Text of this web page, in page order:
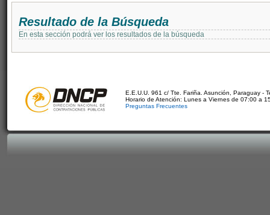
Resultado de la Búsqueda
En esta sección podrá ver los resultados de la búsqueda
E.E.U.U. 961 c/ Tte. Fariña. Asunción, Paraguay -
Horario de Atención: Lunes a Viernes de 07:00 a
Preguntas Frecuentes